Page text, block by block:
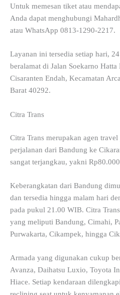
Untuk memesan tiket atau
Anda dapat menghubungi
atau WhatsApp 0813-1290-2217.
Layanan ini tersedia setiap hari,
beralamat di Jalan Soekarno
Cisaranten Endah, Kecamatan
Barat 40292.
Citra Trans
Citra Trans merupakan agen
perjalanan dari Bandung ke
sangat terjangkau, yakni
Keberangkatan dari Bandung
dan tersedia hingga malam hari
pada pukul 21.00 WIB. Citra
yang meliputi Bandung, Cimahi,
Purwakarta, Cikampek, hingga
Armada yang digunakan cukup
Avanza, Daihatsu Luxio, Toyota
Hiace. Setiap kendaraan